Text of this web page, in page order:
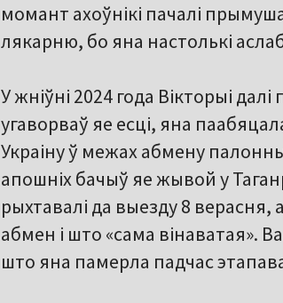
момант ахоўнікі пачалі
лякарню, бо яна настолькі
У жніўні 2024 года Вікторыі
угаворваў яе есці, яна
Украіну ў межах абмену
апошніх бачыў яе жывой у
рыхтавалі да выезду 8 верасня,
абмен і што «сама вінаватая».
што яна памерла падчас